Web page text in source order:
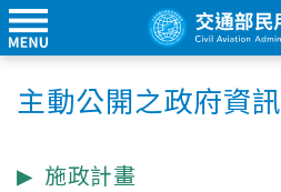
主動公開之政府資訊
施政計畫